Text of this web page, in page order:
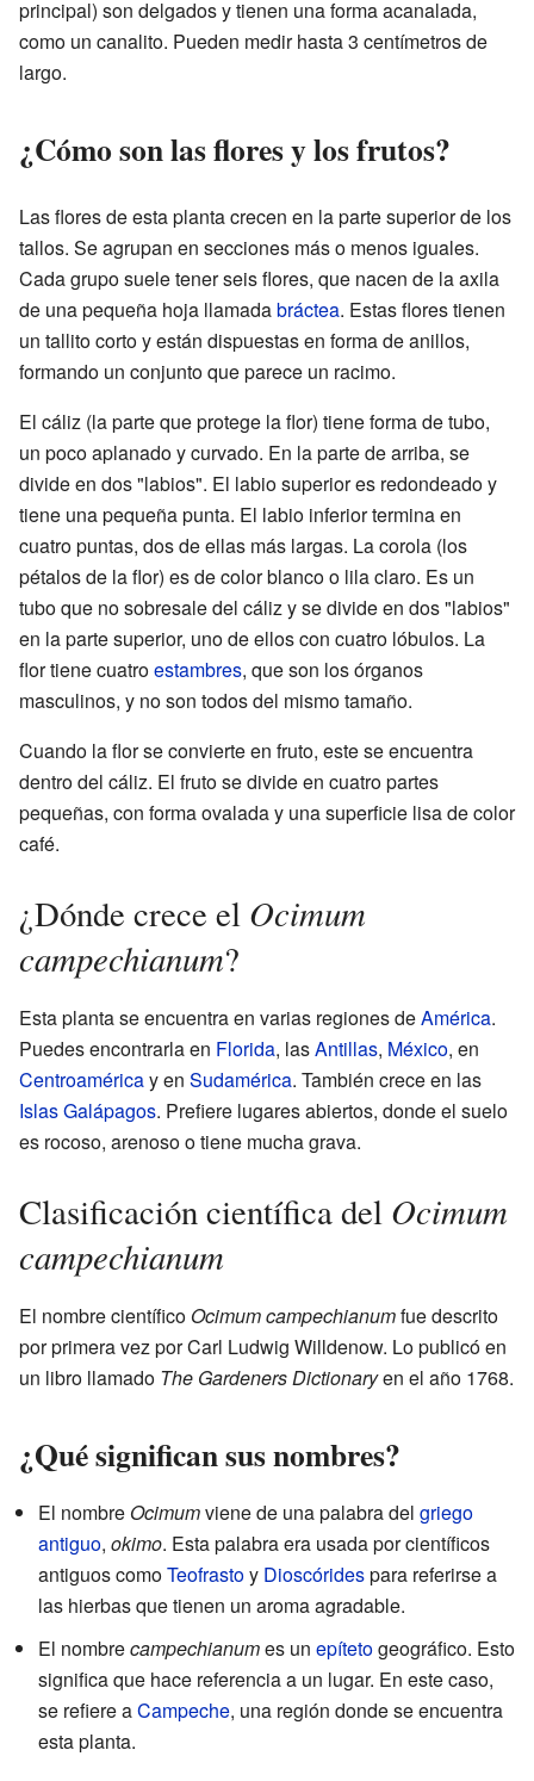
principal) son delgados y tienen una forma acanalada,
como un canalito. Pueden medir hasta 3 centímetros de
largo.
¿Cómo son las flores y los frutos?
Las flores de esta planta crecen en la parte superior de los
tallos. Se agrupan en secciones más o menos iguales.
Cada grupo suele tener seis flores, que nacen de la axila
de una pequeña hoja llamadabráctea. Estas flores tienen
un tallito corto y están dispuestas en forma de anillos,
formando un conjunto que parece un racimo.
El cáliz (la parte que protege la flor) tiene forma de tubo,
un poco aplanado y curvado. En la parte de arriba, se
divide en dos "labios". El labio superior es redondeado y
tiene una pequeña punta. El labio inferior termina en
cuatro puntas, dos de ellas más largas. La corola (los
pétalos de la flor) es de color blanco o lila claro. Es un
tubo que no sobresale del cáliz y se divide en dos "labios"
en la parte superior, uno de ellos con cuatro lóbulos. La
flor tiene cuatroestambres, que son los órganos
masculinos, y no son todos del mismo tamaño.
Cuando la flor se convierte en fruto, este se encuentra
dentro del cáliz. El fruto se divide en cuatro partes
pequeñas, con forma ovalada y una superficie lisa de color
café.
¿Dónde crece el Ocimum
campechianum?
Esta planta se encuentra en varias regiones deAmérica.
Puedes encontrarla en Florida, lasAntillas, México, en
Centroaméricay en Sudamérica. También crece en las
Islas Galápagos. Prefiere lugares abiertos, donde el suelo
es rocoso, arenoso o tiene mucha grava.
Clasificación científica del Ocimum
campechianum
El nombre científico Ocimum campechianumfue descrito
por primera vez por Carl Ludwig Willdenow. Lo publicó en
un libro llamado The Gardeners Dictionaryen el año 1768.
¿Qué significan sus nombres?
El nombre Ocimumviene de una palabra del griego
antiguo, okimo. Esta palabra era usada por científicos
antiguos comoTeofrastoy Dioscóridespara referirse a
las hierbas que tienen un aroma agradable.
El nombrecampechianumes un epítetogeográfico. Esto
significa que hace referencia a un lugar. En este caso,
se refiere aCampeche, una región donde se encuentra
esta planta.